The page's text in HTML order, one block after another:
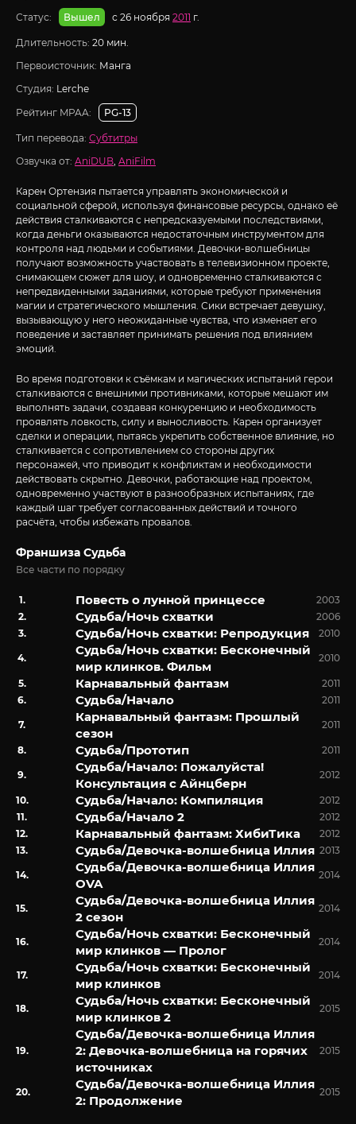
Статус:
Вышел с 26 ноября 2011 г.
Длительность: 20 мин.
Первоисточник: Манга
Студия: Lerche
Рейтинг MPAA:
PG-13
Тип перевода: Субтитры
Озвучка от: AniDUB, AniFilm
Карен Ортензия пытается управлять экономической и
социальной сферой, используя финансовые ресурсы, однако её
действия сталкиваются с непредсказуемыми последствиями,
когда деньги оказываются недостаточным инструментом для
контроля над людьми и событиями. Девочки-волшебницы
получают возможность участвовать в телевизионном проекте,
снимающем сюжет для шоу, и одновременно сталкиваются с
непредвиденными заданиями, которые требуют применения
магии и стратегического мышления. Сики встречает девушку,
вызывающую у него неожиданные чувства, что изменяет его
поведение и заставляет принимать решения под влиянием
эмоций.
Во время подготовки к съёмкам и магических испытаний герои
сталкиваются с внешними противниками, которые мешают им
выполнять задачи, создавая конкуренцию и необходимость
проявлять ловкость, силу и выносливость. Карен организует
сделки и операции, пытаясь укрепить собственное влияние, но
сталкивается с сопротивлением со стороны других
персонажей, что приводит к конфликтам и необходимости
действовать скрытно. Девочки, работающие над проектом,
одновременно участвуют в разнообразных испытаниях, где
каждый шаг требует согласованных действий и точного
расчёта, чтобы избежать провалов.
Франшиза Судьба
Все части по порядку
Повесть о лунной принцессе 2003
Судьба/Ночь схватки 2006
Судьба/Ночь схватки: Репродукция 2010
Судьба/Ночь схватки: Бесконечный
мир клинков. Фильм
2010
Карнавальный фантазм 2011
Судьба/Начало 2011
Карнавальный фантазм: Прошлый
сезон
2011
Судьба/Прототип 2011
Судьба/Начало: Пожалуйста!
Консультация с Айнцберн
2012
Судьба/Начало: Компиляция 2012
Судьба/Начало 2 2012
Карнавальный фантазм: ХибиТика 2012
Судьба/Девочка-волшебница Иллия 2013
Судьба/Девочка-волшебница Иллия
OVA
2014
Судьба/Девочка-волшебница Иллия
2 сезон
2014
Судьба/Ночь схватки: Бесконечный
мир клинков — Пролог
2014
Судьба/Ночь схватки: Бесконечный
мир клинков
2014
Судьба/Ночь схватки: Бесконечный
мир клинков 2
2015
Судьба/Девочка-волшебница Иллия
2: Девочка-волшебница на горячих
источниках
2015
Судьба/Девочка-волшебница Иллия
2: Продолжение
2015